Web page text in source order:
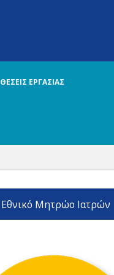
ΘΕΣΕΙΣ ΕΡΓΑΣΙΑΣ
Εθνικό Μητρώο Ιατρών